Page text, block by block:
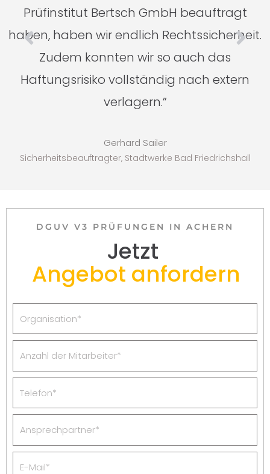
Prüfinstitut Bertsch GmbH beauftragt
haben, haben wir endlich Rechtssicherheit.
Zudem konnten wir so auch das
Haftungsrisiko vollständig nach extern
verlagern.”
Gerhard Sailer
Sicherheitsbeauftragter, Stadtwerke Bad Friedrichshall
DGUV V3 PRÜFUNGEN IN ACHERN
Jetzt
Angebot anfordern